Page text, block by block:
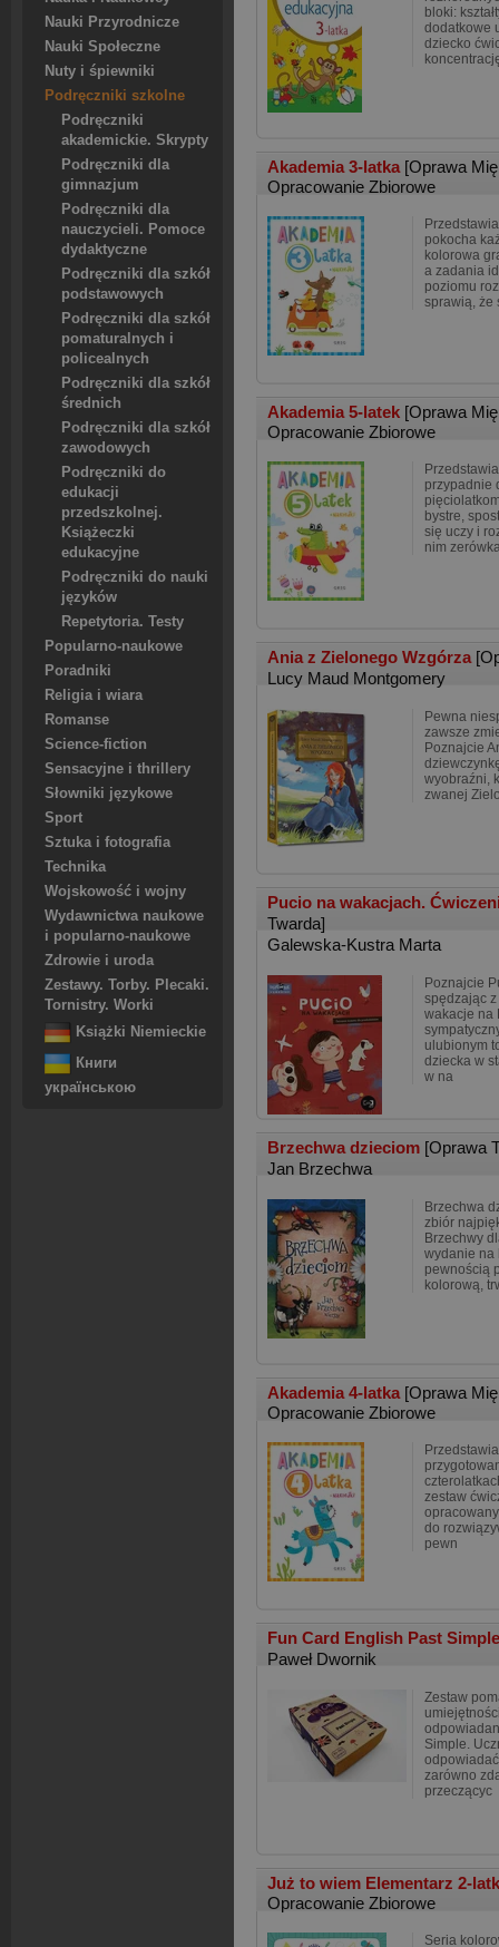
Nauki Przyrodnicze
Nauki Społeczne
Nuty i śpiewniki
Podręczniki szkolne
Podręczniki
akademickie. Skrypty
Podręczniki dla
gimnazjum
Podręczniki dla
nauczycieli. Pomoce
dydaktyczne
Podręczniki dla szkół
podstawowych
Podręczniki dla szkół
pomaturalnych i
policealnych
Podręczniki dla szkół
średnich
Podręczniki dla szkół
zawodowych
Podręczniki do
edukacji
przedszkolnej.
Książeczki
edukacyjne
Podręczniki do nauki
języków
Repetytoria. Testy
Popularno-naukowe
Poradniki
Religia i wiara
Romanse
Science-fiction
Sensacyjne i thrillery
Słowniki językowe
Sport
Sztuka i fotografia
Technika
Wojskowość i wojny
Wydawnictwa naukowe
i popularno-naukowe
Zdrowie i uroda
Zestawy. Torby. Plecaki.
Tornistry. Worki
Książki Niemieckie
Книги
українською
bloki:
dodatkowe
dziecko
Akademia 3-latka [Oprawa
Opracowanie Zbiorowe
pokocha
kolorowa
a zadania
poziomu
sprawią, że
Akademia 5-latek [Oprawa
Opracowanie Zbiorowe
przypadnie
bystre,
się uczy i
nim
Ania z Zielonego Wzgórza
Lucy Maud Montgomery
Pewna
zawsze
Poznajcie
wyobraźni,
zwanej
Pucio na wakacjach.
Twarda]
Galewska-Kustra Marta
Poznajcie
spędzając
wakacje na
ulubionym
dziecka w
w na
Brzechwa dzieciom [Oprawa
Jan Brzechwa
Brzechwa
zbiór
Brzechwy
wydanie na
pewnością
kolorową,
Akademia 4-latka [Oprawa
Opracowanie Zbiorowe
zestaw
do
pewn
Fun Card English Past
Paweł Dwornik
Zestaw
Simple.
zarówno
przeczącyc
Już to wiem Elementarz 2-
Opracowanie Zbiorowe
Seria